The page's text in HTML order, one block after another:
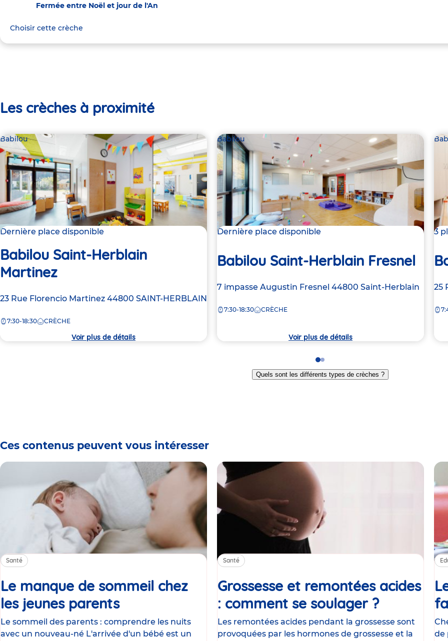
Fermée entre Noël et jour de l'An
Choisir cette crèche
Les crèches à proximité
Babilou
Dernière place disponible
Babilou Saint-Herblain
Martinez
Adresse
la
23 Rue Florencio Martinez 44800 SAINT-HERBLAIN
7:30-18:30 CRÈCHE
Voir plus de détails
Babilou
Dernière place disponible
Babilou Saint-Herblain Fresnel
Adresse
la
7 impasse Augustin Fresnel 44800 Saint-Herblain
7:30-18:30 CRÈCHE
Voir plus de détails
3
la
25
Go
to
slide
Go
to
slide
Quels sont les différents types de crèches ?
Ces contenus peuvent vous intéresser
Santé
Le manque de sommeil chez
les jeunes parentsArticle
Le sommeil des parents : comprendre les nuits
avec un nouveau-né L'arrivée d'un bébé est un
Santé
Grossesse et remontées acides
: comment se soulager ?Article
Les remontées acides pendant la grossesse sont
provoquées par les hormones de grossesse et la
de